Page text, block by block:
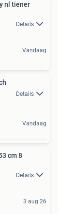
nl tiener
Details
Vandaag
Details
Vandaag
cm 8
Details
3 aug 26